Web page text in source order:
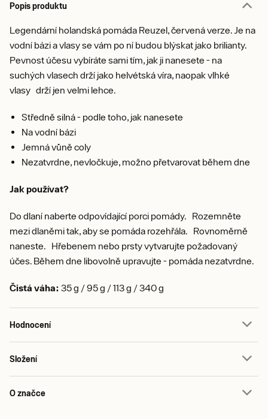
Popis produktu
Legendární holandská pomáda Reuzel, červená verze. Je na
vodní bázi a vlasy se vám po ní budou blýskat jako brilianty.
Pevnost účesu vybíráte sami tím, jak ji nanesete - na
suchých vlasech drží jako helvétská víra, naopak vlhké
vlasy drží jen velmi lehce.
Středně silná - podle toho, jak nanesete
Na vodní bázi
Jemná vůně coly
Nezatvrdne, nevločkuje, možno přetvarovat během dne
Jak používat?
Do dlaní naberte odpovídající porci pomády. Rozemněte
mezi dlaněmi tak, aby se pomáda rozehřála. Rovnoměrně
naneste. Hřebenem nebo prsty vytvarujte požadovaný
účes. Během dne libovolně upravujte - pomáda nezatvrdne.
Čistá váha: 35 g / 95 g / 113 g / 340 g
Hodnocení
Složení
O značce